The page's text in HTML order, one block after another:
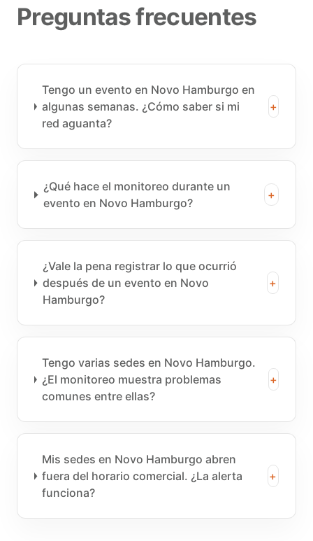
Preguntas frecuentes
Tengo un evento en Novo Hamburgo en
algunas semanas. ¿Cómo saber si mi
red aguanta?
+
¿Qué hace el monitoreo durante un
evento en Novo Hamburgo?
+
¿Vale la pena registrar lo que ocurrió
después de un evento en Novo
Hamburgo?
+
Tengo varias sedes en Novo Hamburgo.
¿El monitoreo muestra problemas
comunes entre ellas?
+
Mis sedes en Novo Hamburgo abren
fuera del horario comercial. ¿La alerta
funciona?
+